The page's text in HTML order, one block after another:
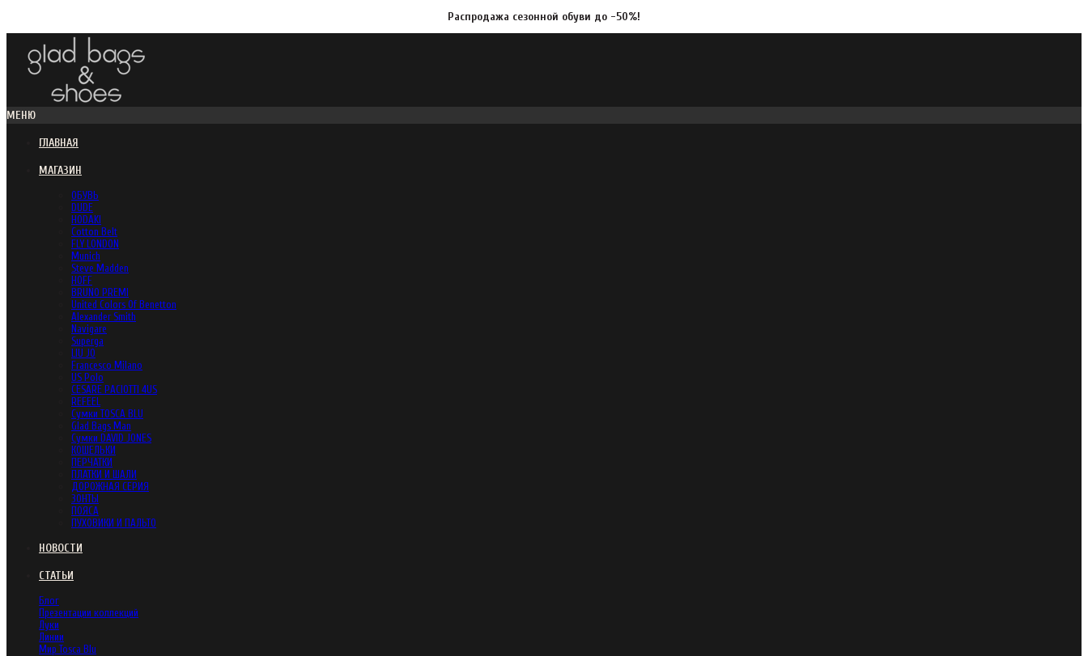
Распродажа сезонной обуви до -50%!
МЕНЮ
ГЛАВНАЯ
МАГАЗИН
ОБУВЬ
DUDE
HODAKI
Cotton Belt
FLY LONDON
Munich
Steve Madden
HOFF
BRUNO PREMI
United Colors Of Benetton
Alexander Smith
Navigare
Superga
LIU JO
Francesco Milano
US Polo
CESARE PACIOTTI 4US
REFEEL
Сумки TOSCA BLU
Glad Bags Man
Сумки DAVID JONES
КОШЕЛЬКИ
ПЕРЧАТКИ
ПЛАТКИ И ШАЛИ
ДОРОЖНАЯ СЕРИЯ
ЗОНТЫ
ПОЯСА
ПУХОВИКИ И ПАЛЬТО
НОВОСТИ
СТАТЬИ
Блог
Презентации коллекций
Луки
Линии
Мир Tosca Blu